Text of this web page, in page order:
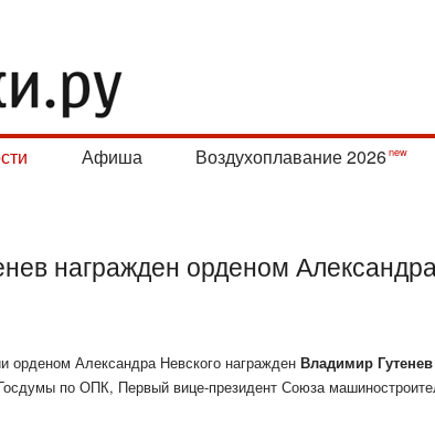
Афиша Воздухоплавание 2026
награжден орденом
орденом Александра Невского награжден Владимир Гутенев
по ОПК, Первый вице-президент Союза